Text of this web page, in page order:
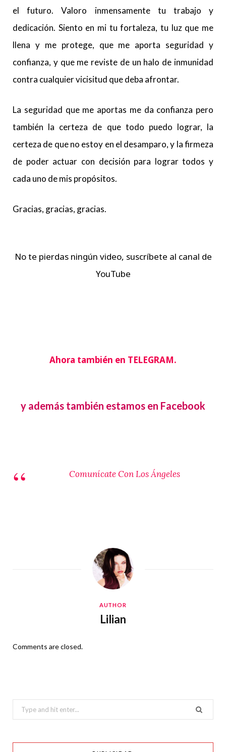
el futuro. Valoro inmensamente tu trabajo y
dedicación. Siento en mi tu fortaleza, tu luz que me
llena y me protege, que me aporta seguridad y
confianza, y que me reviste de un halo de inmunidad
contra cualquier vicisitud que deba afrontar.
La seguridad que me aportas me da confianza pero
también la certeza de que todo puedo lograr, la
certeza de que no estoy en el desamparo, y la firmeza
de poder actuar con decisión para lograr todos y
cada uno de mis propósitos.
Gracias, gracias, gracias.
No te pierdas ningún video, suscríbete al canal de
YouTube
Ahora también en TELEGRAM.
y además también estamos en Facebook
Comunícate Con Los Ángeles
AUTHOR
Lilian
Comments are closed.
Search
for: